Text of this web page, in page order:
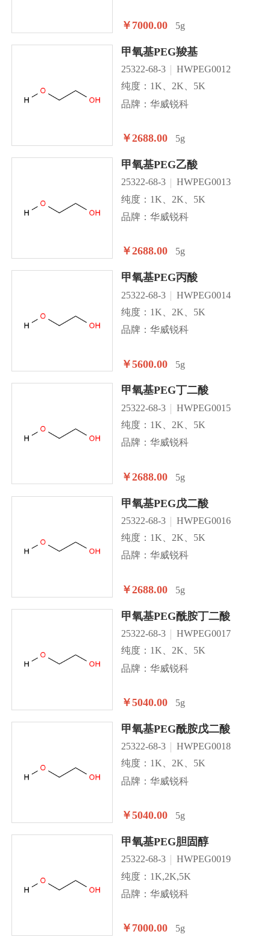
￥7000.00 5g
甲氧基PEG羧基
25322-68-3
HWPEG0012
纯度：1K、2K、5K
品牌：华威锐科
￥2688.00 5g
甲氧基PEG乙酸
25322-68-3
HWPEG0013
纯度：1K、2K、5K
品牌：华威锐科
￥2688.00 5g
甲氧基PEG丙酸
25322-68-3
HWPEG0014
纯度：1K、2K、5K
品牌：华威锐科
￥5600.00 5g
甲氧基PEG丁二酸
25322-68-3
HWPEG0015
纯度：1K、2K、5K
品牌：华威锐科
￥2688.00 5g
甲氧基PEG戊二酸
25322-68-3
HWPEG0016
纯度：1K、2K、5K
品牌：华威锐科
￥2688.00 5g
甲氧基PEG酰胺丁二酸
25322-68-3
HWPEG0017
纯度：1K、2K、5K
品牌：华威锐科
￥5040.00 5g
甲氧基PEG酰胺戊二酸
25322-68-3
HWPEG0018
纯度：1K、2K、5K
品牌：华威锐科
￥5040.00 5g
甲氧基PEG胆固醇
25322-68-3
HWPEG0019
纯度：1K,2K,5K
品牌：华威锐科
￥7000.00 5g